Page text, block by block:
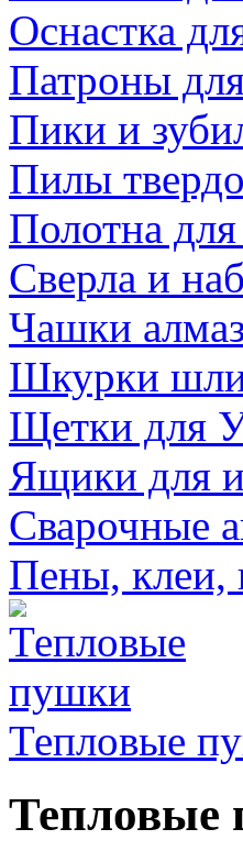
Оснастка
Патроны
Пики и
Пилы
Полотна
Сверла и
Чашки
Шкурки
Щетки для
Ящики для
Сварочные
Пены, клеи,
Тепловые
Тепловые